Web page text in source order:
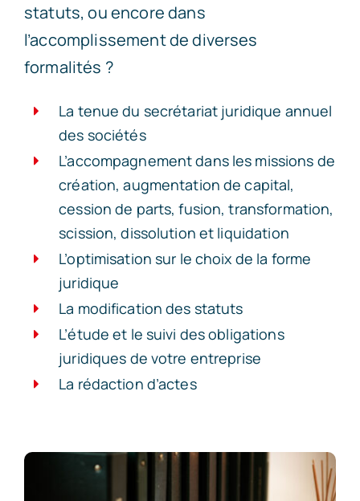
statuts, ou encore dans
l’accomplissement de diverses
formalités ?
La tenue du secrétariat juridique annuel
des sociétés
L’accompagnement dans les missions de
création, augmentation de capital,
cession de parts, fusion, transformation,
scission, dissolution et liquidation
L’optimisation sur le choix de la forme
juridique
La modification des statuts
L’étude et le suivi des obligations
juridiques de votre entreprise
La rédaction d’actes